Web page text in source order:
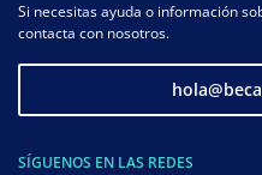
Si necesitas ayuda o información
contacta con nosotros.
SÍGUENOS EN LAS REDES